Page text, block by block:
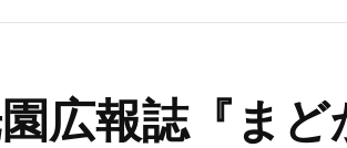
広報誌『まど